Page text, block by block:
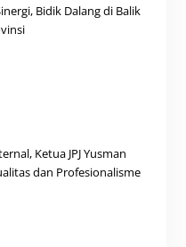
Bidik Dalang di Balik
Ketua JPJ Yusman
dan Profesionalisme